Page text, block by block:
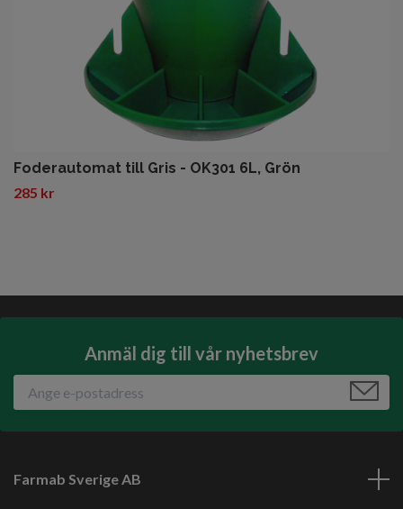
Foderautomat till Gris - OK301 6L, Grön
285 kr
Anmäl dig till vår nyhetsbrev
Farmab Sverige AB